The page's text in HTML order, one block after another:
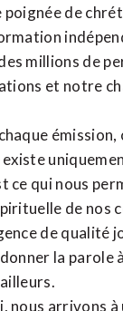
poignée de
millions de
et notre
ce qui nous
de nos
de qualité
la parole
nous arrivons